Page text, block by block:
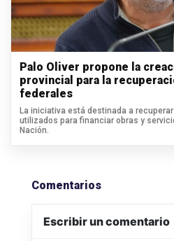
Palo Oliver propone la
provincial para la
federales
La iniciativa está destinada a
utilizados para financiar obras y
Nación.
Comentarios
Escribir un comentario